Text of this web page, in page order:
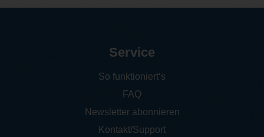
Service
So funktioniert‘s
FAQ
Newsletter abonnieren
Kontakt/Support